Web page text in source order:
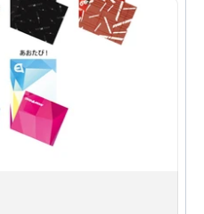
與鋁箔材質，具備保冰、保
容包款上
接器連接到車把上